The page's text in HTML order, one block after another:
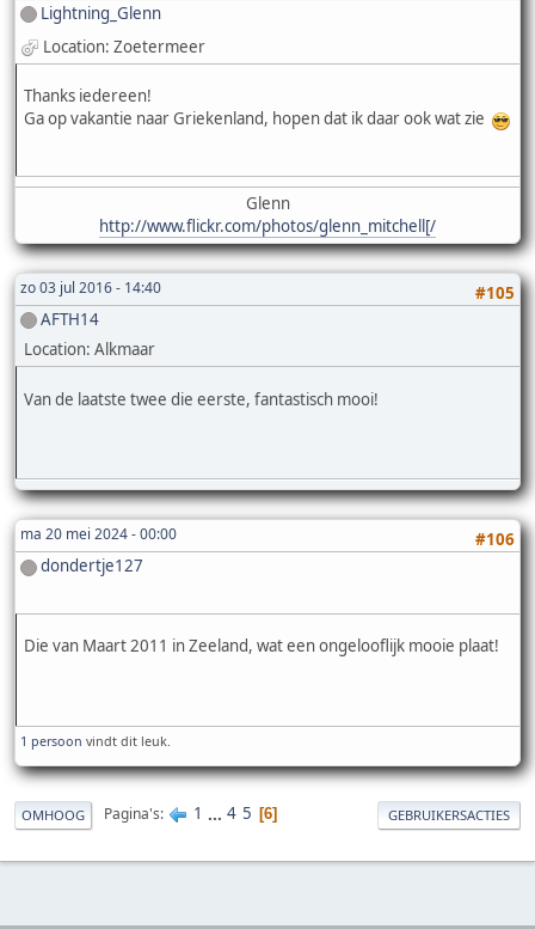
Lightning_Glenn
Location: Zoetermeer
Thanks iedereen!
Ga op vakantie naar Griekenland, hopen dat ik daar ook wat zie
Glenn
http://www.flickr.com/photos/glenn_mitchell[/
zo 03 jul 2016 - 14:40
#105
AFTH14
Location: Alkmaar
Van de laatste twee die eerste, fantastisch mooi!
ma 20 mei 2024 - 00:00
#106
dondertje127
Die van Maart 2011 in Zeeland, wat een ongelooflijk mooie plaat!
1 persoon vindt dit leuk.
OMHOOG Pagina's 1 ... 4 5 6 GEBRUIKERSACTIES